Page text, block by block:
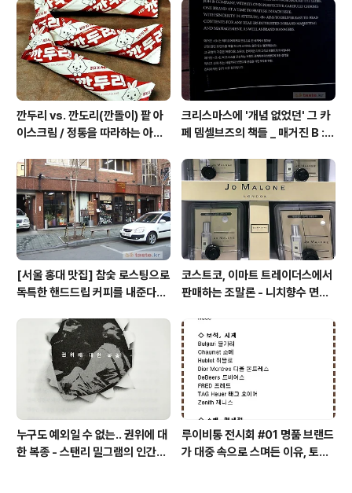
깐두리 vs. 깐도리(깐돌이) 팥 아
이스크림 / 정통을 따라하는 아류
스크림
크리스마스에 '개념 없었던' 그 카
페 뎀셀브즈의 책들 _ 매거진 B :
커피
[서울 홍대 맛집] 참숯 로스팅으로
독특한 핸드드립 커피를 내준다는
코스트코, 이마트 트레이더스에서
판매하는 조말론 - 니치향수 면세
누구도 예외일 수 없는.. 권위에 대
한 복종 - 스탠리 밀그램의 인간심
루이비통 전시회 #01 명품 브랜드
가 대중 속으로 스며든 이유, 토킹